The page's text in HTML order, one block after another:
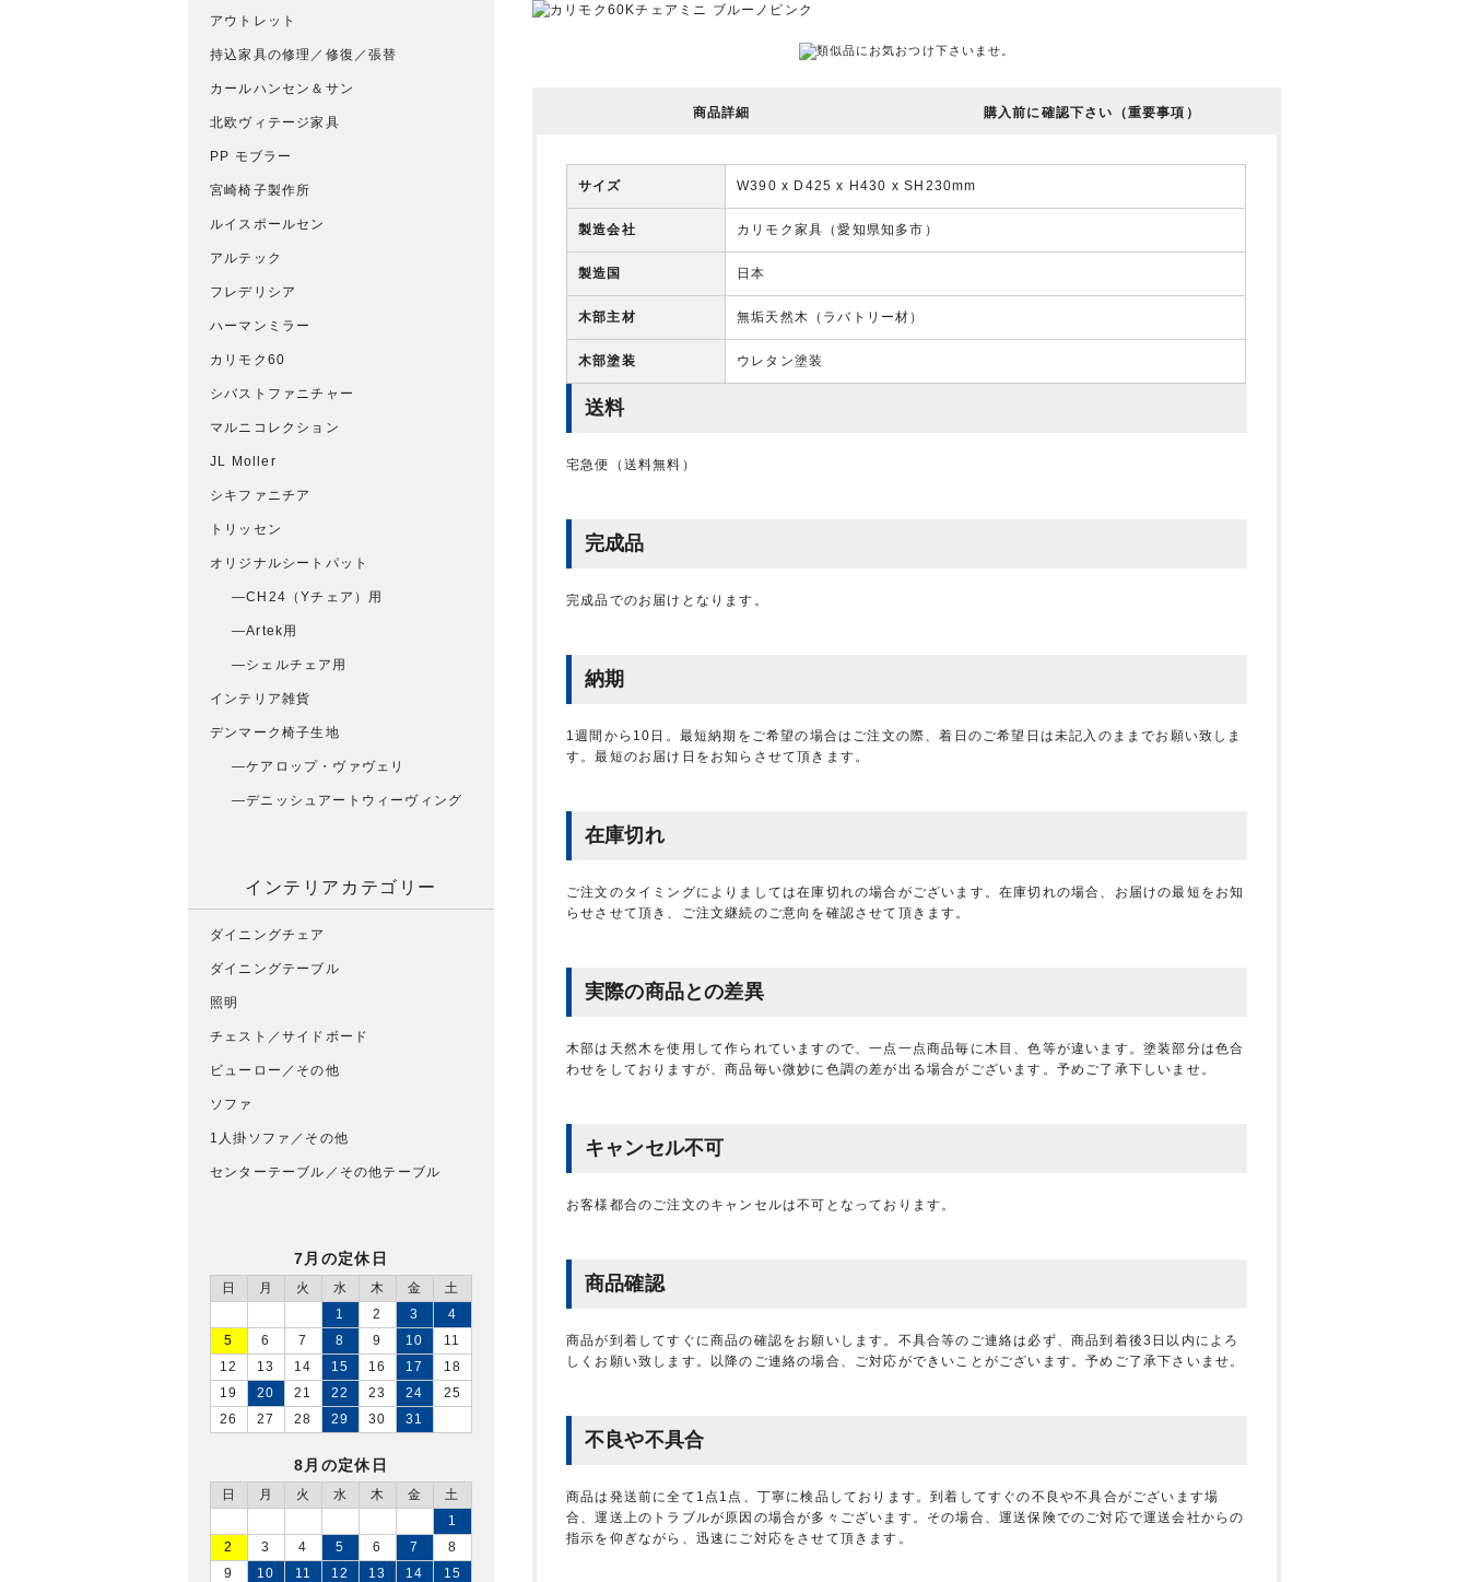
商品詳細 購入前に確認下さい（重要事項）
サイズ W390 x D425 x H430 x SH230mm
製造会社 カリモク家具（愛知県知多市）
製造国 日本
木部主材 無垢天然木（ラバトリー材）
木部塗装 ウレタン塗装
送料
宅急便（送料無料）
完成品
完成品でのお届けとなります。
納期
1週間から10日。最短納期をご希望の場合はご注文の際、着日のご希望日は未記入のままでお願い致しま
す。最短のお届け日をお知らさせて頂きます。
在庫切れ
ご注文のタイミングによりましては在庫切れの場合がございます。在庫切れの場合、お届けの最短をお知
らせさせて頂き、ご注文継続のご意向を確認させて頂きます。
実際の商品との差異
木部は天然木を使用して作られていますので、一点一点商品毎に木目、色等が違います。塗装部分は色合
わせをしておりますが、商品毎い微妙に色調の差が出る場合がございます。予めご了承下しいませ。
キャンセル不可
お客様都合のご注文のキャンセルは不可となっております。
商品確認
商品が到着してすぐに商品の確認をお願いします。不具合等のご連絡は必ず、商品到着後3日以内によろ
しくお願い致します。以降のご連絡の場合、ご対応ができいことがございます。予めご了承下さいませ。
不良や不具合
商品は発送前に全て1点1点、丁寧に検品しております。到着してすぐの不良や不具合がございます場
合、運送上のトラブルが原因の場合が多々ございます。その場合、運送保険でのご対応で運送会社からの
指示を仰ぎながら、迅速にご対応をさせて頂きます。
アウトレット
持込家具の修理／修復／張替
カールハンセン＆サン
北欧ヴィテージ家具
PP モブラー
宮崎椅子製作所
ルイスポールセン
アルテック
フレデリシア
ハーマンミラー
カリモク60
シバストファニチャー
マルニコレクション
JL Moller
シキファニチア
トリッセン
オリジナルシートパット
CH24（Yチェア）用
Artek用
シェルチェア用
インテリア雑貨
デンマーク椅子生地
ケアロップ・ヴァヴェリ
デニッシュアートウィーヴィング
インテリアカテゴリー
ダイニングチェア
ダイニングテーブル
照明
チェスト／サイドボード
ビューロー／その他
ソファ
1人掛ソファ／その他
センターテーブル／その他テーブル
7月の定休日
日 月 火 水 木 金
土
1
2 3
4
5
6 7 8 9 10
11
12
13 14 15 16 17
18
19
20 21 22 23 24
25
26
27 28 29 30 31
8月の定休日
日 月 火 水 木 金
土
1
2
3 4 5 6 7
8
9
10 11 12 13 14
15